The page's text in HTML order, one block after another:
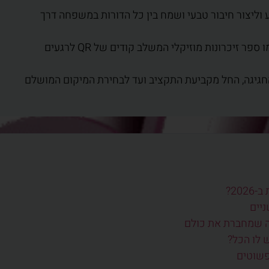
חיבור טבעי ושמח בין כל הדורות במשפחה דרך
טיפים לבחירת מתנות מקוריות ומרגשות, כמו ספר זיכרונות מוזיקלי המשלב קודים של QR לרגעים
החל מקביעת התקציב ועד לבחירת המיקום המושלם
שמחברת את כולם